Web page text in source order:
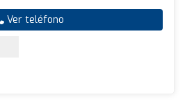
Ver teléfono